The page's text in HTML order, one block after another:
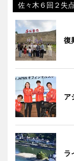
佐々木６回２失
復
ア
ラ